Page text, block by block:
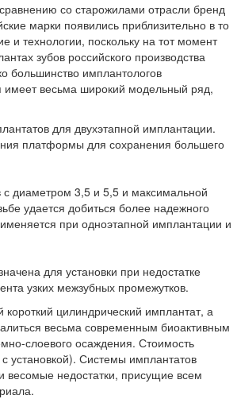
со старожилами отрасли бренд
марки появились приблизительно в то
и технологии, поскольку на тот момент
зубов российского производства
большинство имплантологов
имеет весьма широкий модельный ряд,
для двухэтапной имплантации.
платформы для сохранения большего
диаметром 3,5 и 5,5 и максимальной
удается добиться более надежного
при одноэтапной имплантации и
для установки при недостатке
узких межзубных промежутков.
цилиндрический имплантат, а
весьма современным биоактивным
слоевого осаждения. Стоимость
установкой). Системы имплантатов
весомые недостатки, присущие всем